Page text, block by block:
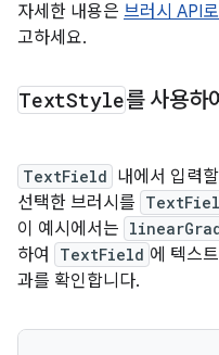
자세한 내용은 브러시 API
고하세요.
TextStyle를 사용하
TextField 내에서 입력
선택한 브러시를
이 예시에서는
하여
TextField 에 텍스
과를 확인합니다.